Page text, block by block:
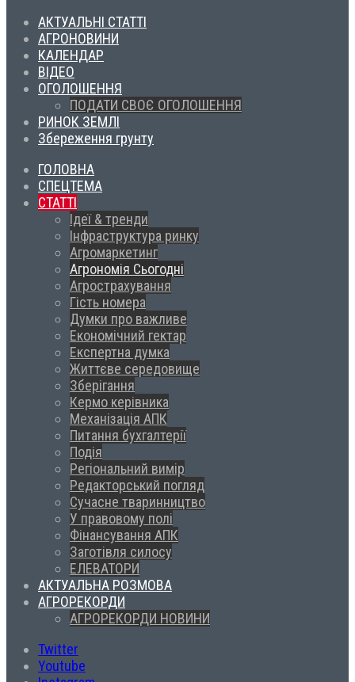
АКТУАЛЬНІ СТАТТІ
АГРОНОВИНИ
КАЛЕНДАР
ВІДЕО
ОГОЛОШЕННЯ
ПОДАТИ СВОЄ ОГОЛОШЕННЯ
РИНОК ЗЕМЛІ
Збереження грунту
ГОЛОВНА
СПЕЦТЕМА
СТАТТІ
Ідеї & тренди
Інфраструктура ринку
Агромаркетинг
Агрономія Сьогодні
Агрострахування
Гість номера
Думки про важливе
Економічний гектар
Експертна думка
Життєве середовище
Зберігання
Кермо керівника
Механізація АПК
Питання бухгалтерії
Подія
Регіональний вимір
Редакторський погляд
Сучасне тваринництво
У правовому полі
Фінансування АПК
Заготівля силосу
ЕЛЕВАТОРИ
АКТУАЛЬНА РОЗМОВА
АГРОРЕКОРДИ
АГРОРЕКОРДИ НОВИНИ
Twitter
Youtube